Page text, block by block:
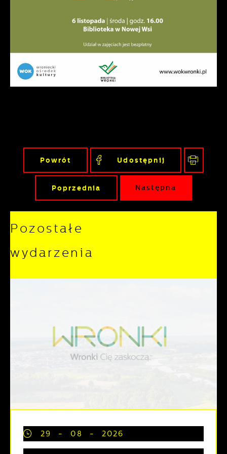
Powrót Udostępnij
Poprzednia Następna
Pozostałe
wydarzenia
29 - 08 - 2026
naszymi partnerami oraz innych
dostawców usług. Firmy te działają w
charakterze pośredników prezentujących
nasze treści w postaci wiadomości, ofert,
komunikatów mediów społecznościowych.